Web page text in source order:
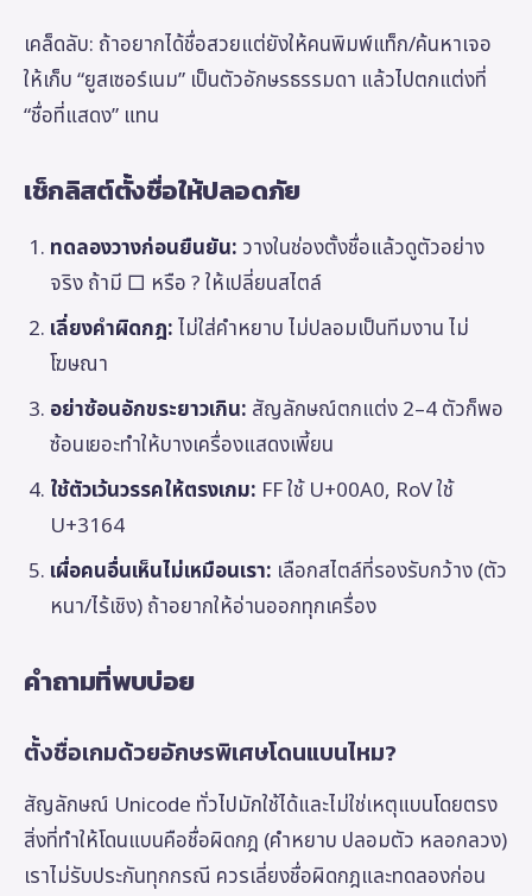
เคล็ดลับ: ถ้าอยากได้ชื่อสวยแต่ยังให้คนพิมพ์แท็ก/ค้นหาเจอ
ให้เก็บ “ยูสเซอร์เนม” เป็นตัวอักษรธรรมดา แล้วไปตกแต่งที่
“ชื่อที่แสดง” แทน
เช็กลิสต์ตั้งชื่อให้ปลอดภัย
ทดลองวางก่อนยืนยัน: วางในช่องตั้งชื่อแล้วดูตัวอย่าง
จริง ถ้ามี □ หรือ ? ให้เปลี่ยนสไตล์
เลี่ยงคำผิดกฎ:ไม่ใส่คำหยาบ ไม่ปลอมเป็นทีมงาน ไม่
โฆษณา
อย่าซ้อนอักขระยาวเกิน: สัญลักษณ์ตกแต่ง 2–4 ตัวก็พอ
ซ้อนเยอะทำให้บางเครื่องแสดงเพี้ยน
ใช้ตัวเว้นวรรคให้ตรงเกม: FF ใช้ U+00A0, RoV ใช้
U+3164
เผื่อคนอื่นเห็นไม่เหมือนเรา: เลือกสไตล์ที่รองรับกว้าง (ตัว
หนา/ไร้เชิง) ถ้าอยากให้อ่านออกทุกเครื่อง
คำถามที่พบบ่อย
ตั้งชื่อเกมด้วยอักษรพิเศษโดนแบนไหม?
สัญลักษณ์ Unicode ทั่วไปมักใช้ได้และไม่ใช่เหตุแบนโดยตรง
สิ่งที่ทำให้โดนแบนคือชื่อผิดกฎ (คำหยาบ ปลอมตัว หลอกลวง)
เราไม่รับประกันทุกกรณี ควรเลี่ยงชื่อผิดกฎและทดลองก่อน